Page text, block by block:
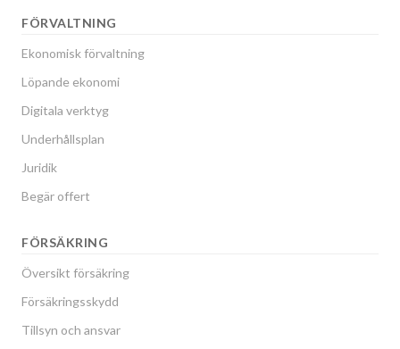
FÖRVALTNING
Ekonomisk förvaltning
Löpande ekonomi
Digitala verktyg
Underhållsplan
Juridik
Begär offert
FÖRSÄKRING
Översikt försäkring
Försäkringsskydd
Tillsyn och ansvar